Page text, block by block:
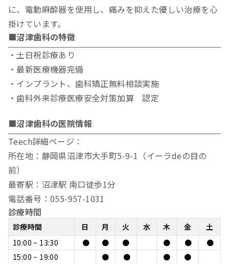
に、電動麻酔器を使用し、痛みを抑えた優しい治療を心
掛けています。
■沼津歯科の特徴
・土日祝診療あり
・最新医療機器完備
・インプラント、歯科矯正無料相談実施
・歯科外来診療医療安全対策加算 認定
■沼津歯科の医院情報
Teech詳細ページ：
所在地：静岡県沼津市大手町5-9-1（イーラdeの目の
前）
最寄駅：沼津駅 南口徒歩1分
電話番号：055-957-1031
診療時間
診療時間 日 月 火 水 木 金
土
10:00 ~ 13:30
● ● ● ● ●
●
15:00 ~ 19:00
● ● ●
●